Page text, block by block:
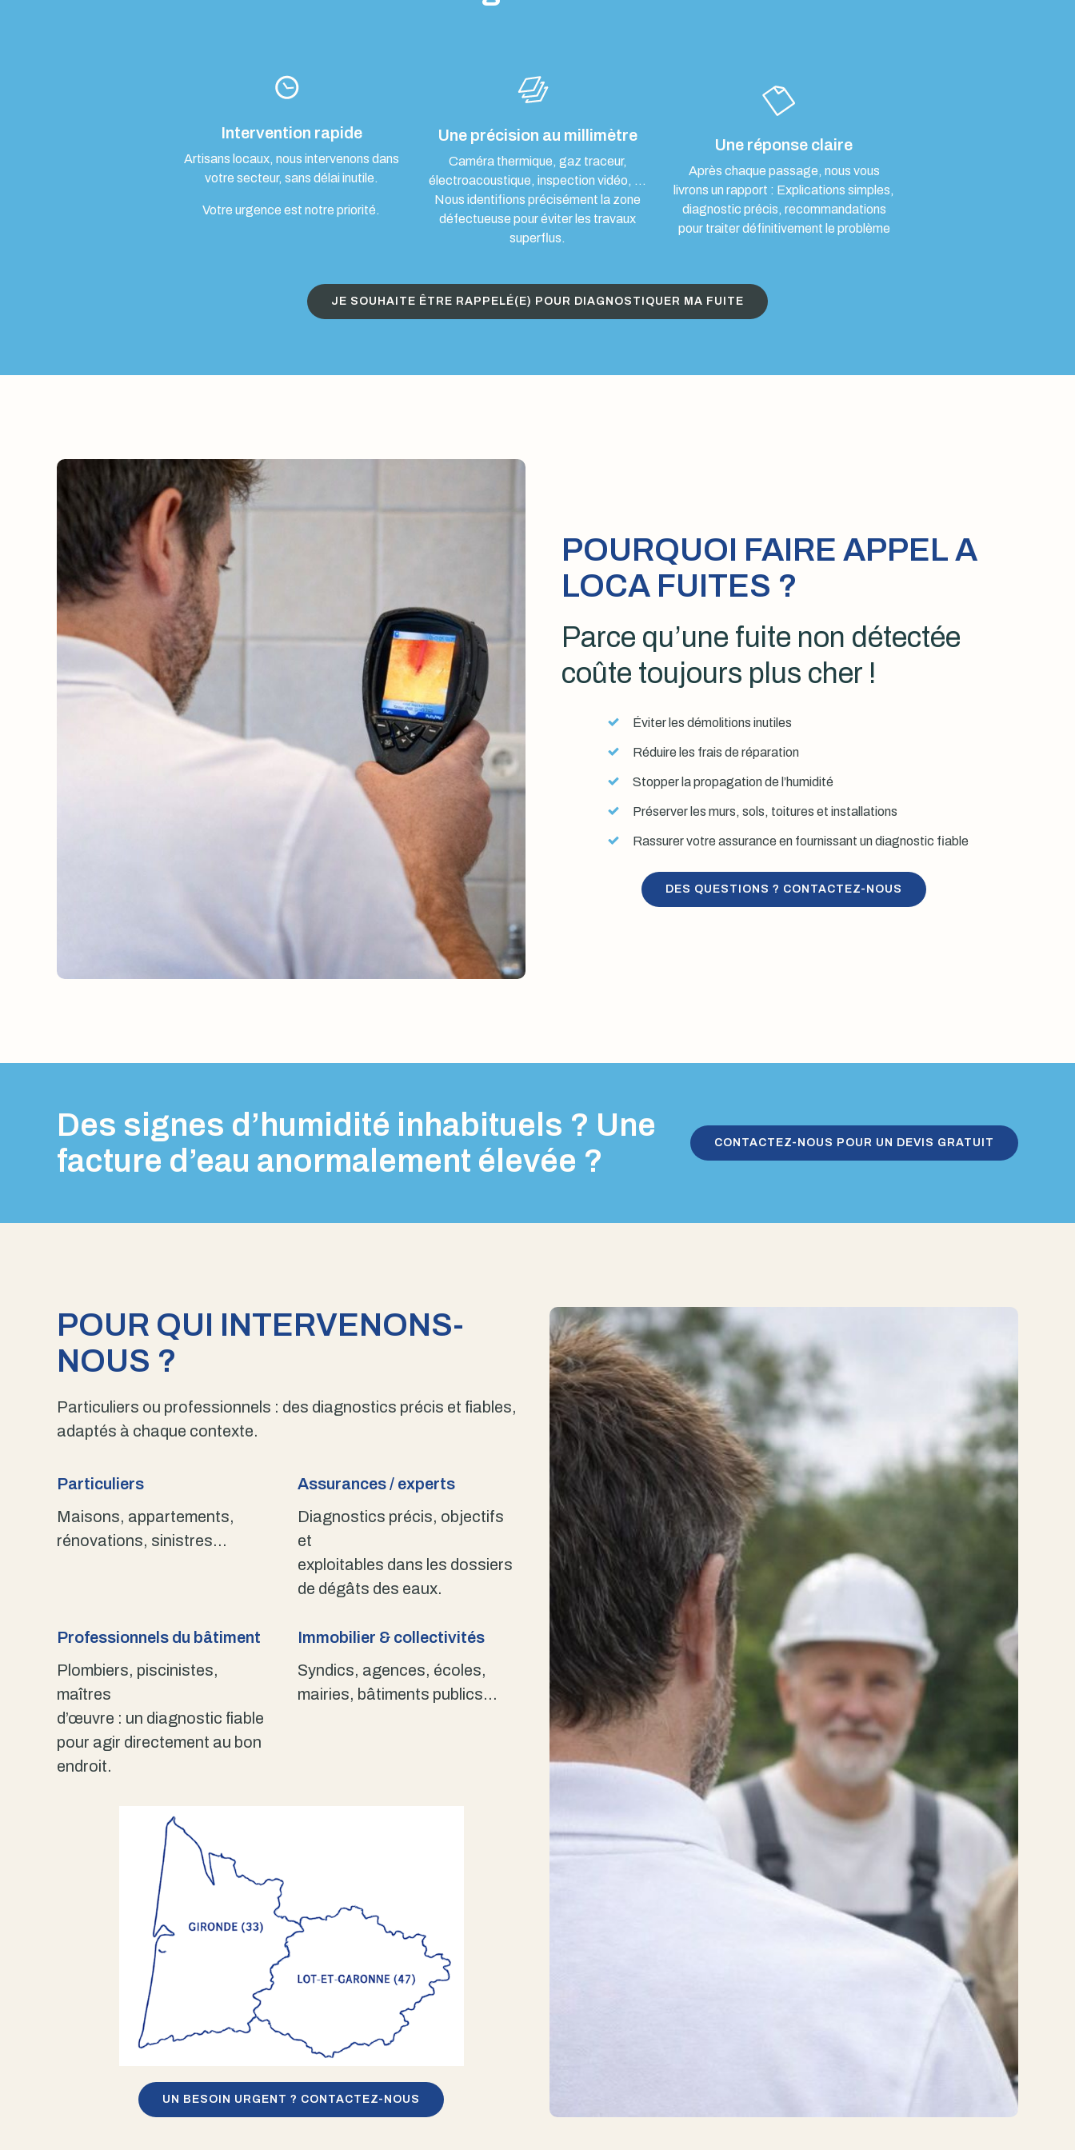
Intervention rapide
Artisans locaux, nous intervenons dans
votre secteur, sans délai inutile.
Votre urgence est notre priorité.
Une précision au millimètre
Caméra thermique, gaz traceur,
électroacoustique, inspection vidéo, …
Nous identifions précisément la zone
défectueuse pour éviter les travaux
superflus.
Une réponse claire
Après chaque passage, nous vous
livrons un rapport : Explications simples,
diagnostic précis, recommandations
pour traiter définitivement le problème
JE SOUHAITE ÊTRE RAPPELÉ(E) POUR DIAGNOSTIQUER MA FUITE
POURQUOI FAIRE APPEL A
LOCA FUITES ?
Parce qu’une fuite non détectée
coûte toujours plus cher !
Éviter les démolitions inutiles
Réduire les frais de réparation
Stopper la propagation de l’humidité
Préserver les murs, sols, toitures et installations
Rassurer votre assurance en fournissant un diagnostic fiable
DES QUESTIONS ? CONTACTEZ-NOUS
Des signes d’humidité inhabituels ? Une
facture d’eau anormalement élevée ?
CONTACTEZ-NOUS POUR UN DEVIS GRATUIT
POUR QUI INTERVENONS-
NOUS ?
Particuliers ou professionnels : des diagnostics précis et fiables,
adaptés à chaque contexte.
Particuliers
Maisons, appartements,
rénovations, sinistres…
Assurances / experts
Diagnostics précis, objectifs
et
exploitables dans les dossiers
de dégâts des eaux.
Professionnels du bâtiment
Plombiers, piscinistes,
maîtres
d’œuvre : un diagnostic fiable
pour agir directement au bon
endroit.
Immobilier & collectivités
Syndics, agences, écoles,
mairies, bâtiments publics…
UN BESOIN URGENT ? CONTACTEZ-NOUS